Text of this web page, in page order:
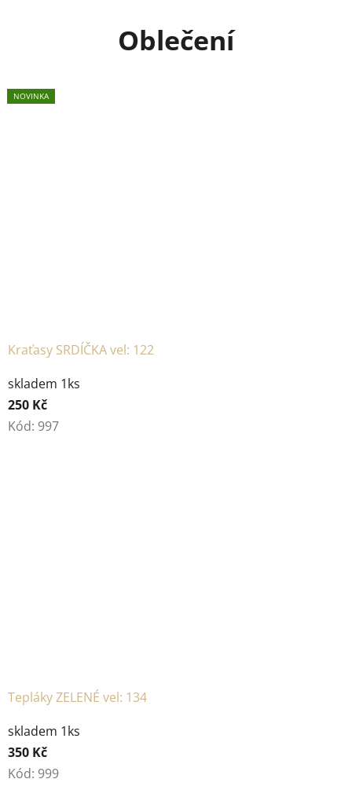
Oblečení
Kraťasy SRDÍČKA vel: 122
skladem 1ks
250 Kč
Kód: 997
NOVINKA
Tepláky ZELENÉ vel: 134
skladem 1ks
350 Kč
Kód: 999
NOVINKA
NOVINKA